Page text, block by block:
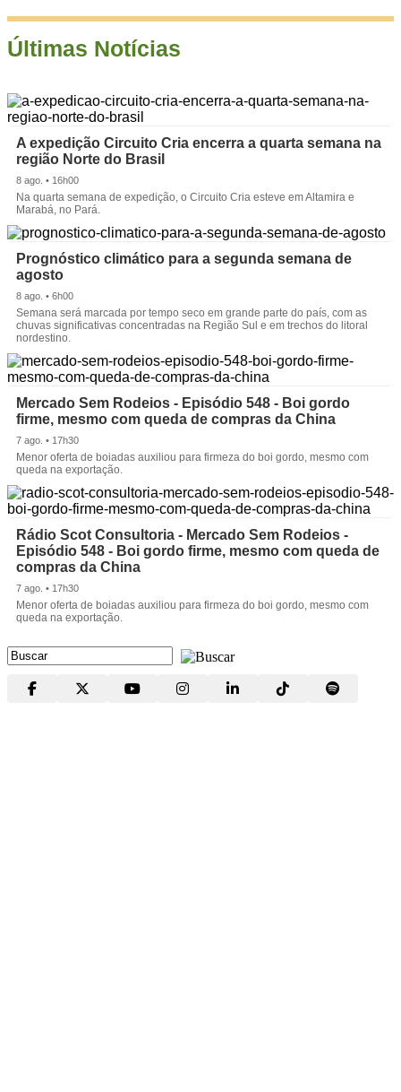
Últimas Notícias
A expedição Circuito Cria encerra a quarta semana na
região Norte do Brasil
8 ago. • 16h00
Na quarta semana de expedição, o Circuito Cria esteve em Altamira e
Marabá, no Pará.
Prognóstico climático para a segunda semana de
agosto
8 ago. • 6h00
Semana será marcada por tempo seco em grande parte do país, com as
chuvas significativas concentradas na Região Sul e em trechos do litoral
nordestino.
Mercado Sem Rodeios - Episódio 548 - Boi gordo
firme, mesmo com queda de compras da China
7 ago. • 17h30
Menor oferta de boiadas auxiliou para firmeza do boi gordo, mesmo com
queda na exportação.
Rádio Scot Consultoria - Mercado Sem Rodeios -
Episódio 548 - Boi gordo firme, mesmo com queda de
compras da China
7 ago. • 17h30
Menor oferta de boiadas auxiliou para firmeza do boi gordo, mesmo com
queda na exportação.